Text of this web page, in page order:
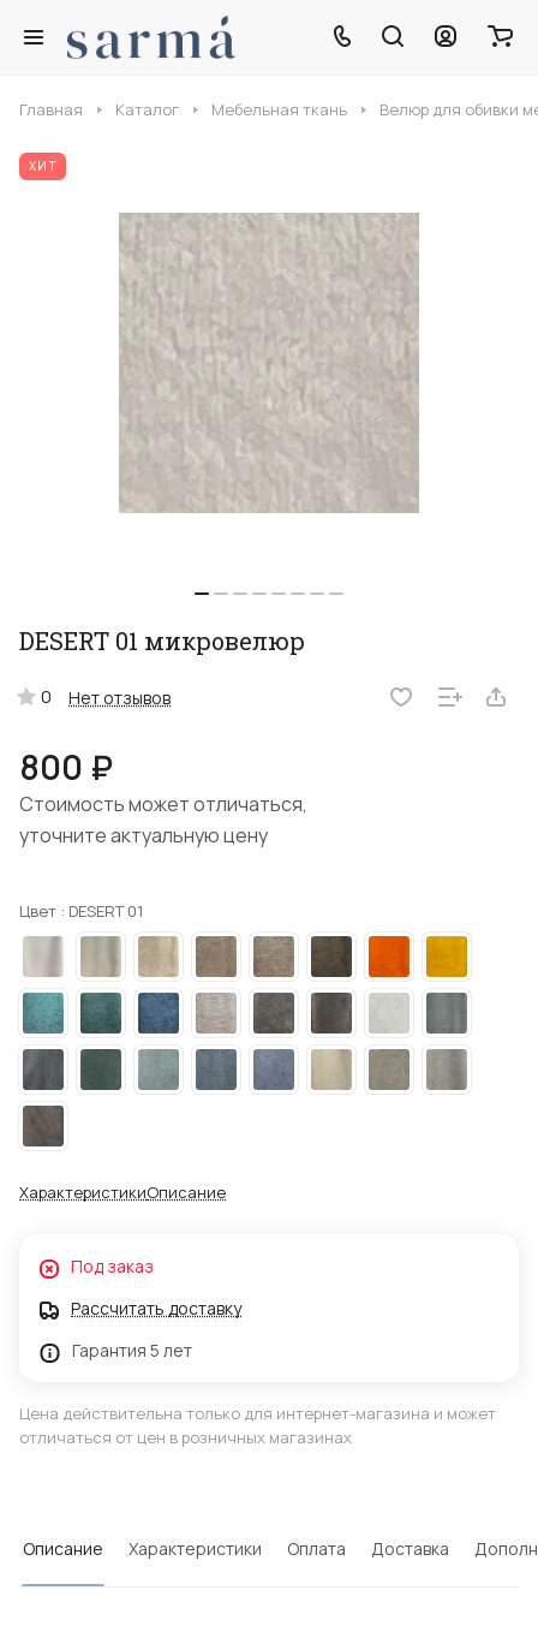
Главная Каталог Мебельная ткань Велюр для обивки
ХИТ
DESERT 01 микровелюр
0 Нет отзывов
800 ₽
Стоимость может отличаться,
уточните актуальную цену
Цвет : DESERT 01
ХарактеристикиОписание
Под заказ
Рассчитать доставку
Гарантия 5 лет
Цена действительна только для интернет-магазина и может
отличаться от цен в розничных магазинах
Описание Характеристики Оплата Доставка